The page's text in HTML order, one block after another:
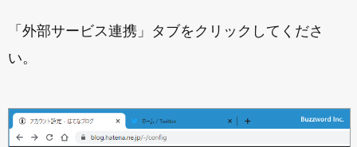
「外部サービス連携」タブをクリックしてくださ
い。